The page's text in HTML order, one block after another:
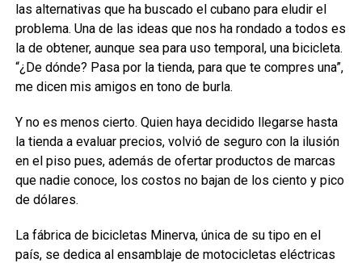
las alternativas que ha buscado el cubano para eludir el
problema. Una de las ideas que nos ha rondado a todos es
la de obtener, aunque sea para uso temporal, una bicicleta.
“¿De dónde? Pasa por la tienda, para que te compres una”,
me dicen mis amigos en tono de burla.
Y no es menos cierto. Quien haya decidido llegarse hasta
la tienda a evaluar precios, volvió de seguro con la ilusión
en el piso pues, además de ofertar productos de marcas
que nadie conoce, los costos no bajan de los ciento y pico
de dólares.
La fábrica de bicicletas Minerva, única de su tipo en el
país, se dedica al ensamblaje de motocicletas eléctricas